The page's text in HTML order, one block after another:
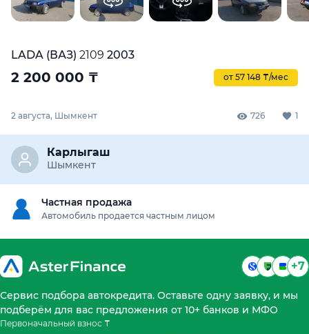
LADA (ВАЗ) 2109 2003
2 200 000 ₸ от 57 148 ₸/мес
2 августа, Шымкент 726 1
Карлыгаш
Шымкент
Частная продажа
Автомобиль продается частным лицом
+7
Сервис подбора автокредита. Оставьте одну заявку, и мы
подберём для вас предложения от 10+ банков и МФО
Первоначальный взнос ₸